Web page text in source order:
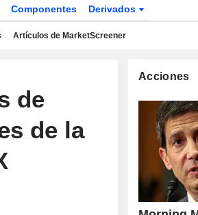
Componentes Derivados
Artículos de MarketScreener
de
de la
Acciones